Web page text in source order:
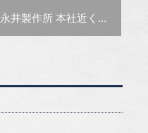
次の記事 :
永井製作所 本社近くに新拠点設立